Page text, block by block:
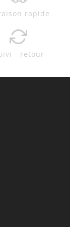
rapide
- retour